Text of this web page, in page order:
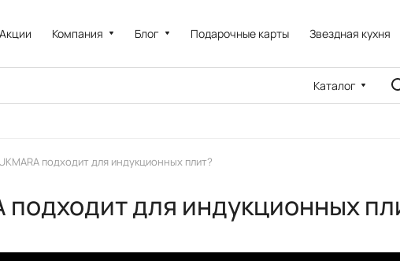
Акции Компания Блог Подарочные карты Звездная кухня
Каталог
подходит для индукционных плит?
подходит для индукционных